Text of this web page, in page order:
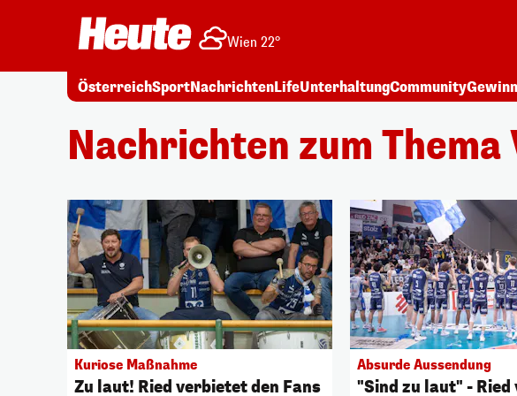
Wien 22°
ÖsterreichSportNachrichtenLifeUnterhaltungCommunity
Nachrichten zum Thema
Kuriose Maßnahme
Zu laut! Ried verbietet den Fans
Absurde Aussendung
"Sind zu laut" -